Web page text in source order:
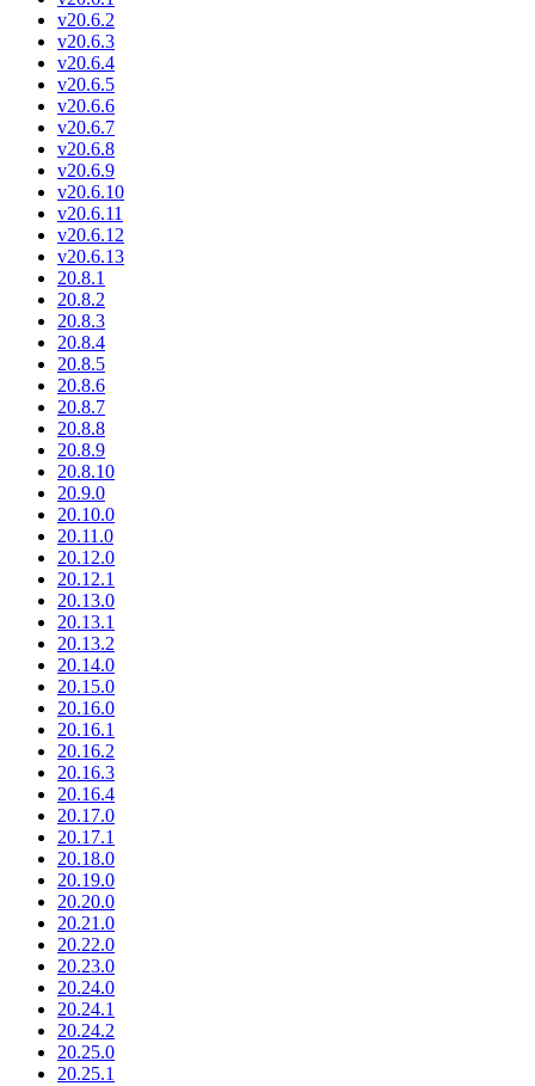
v20.6.2
v20.6.3
v20.6.4
v20.6.5
v20.6.6
v20.6.7
v20.6.8
v20.6.9
v20.6.10
v20.6.11
v20.6.12
v20.6.13
20.8.1
20.8.2
20.8.3
20.8.4
20.8.5
20.8.6
20.8.7
20.8.8
20.8.9
20.8.10
20.9.0
20.10.0
20.11.0
20.12.0
20.12.1
20.13.0
20.13.1
20.13.2
20.14.0
20.15.0
20.16.0
20.16.1
20.16.2
20.16.3
20.16.4
20.17.0
20.17.1
20.18.0
20.19.0
20.20.0
20.21.0
20.22.0
20.23.0
20.24.0
20.24.1
20.24.2
20.25.0
20.25.1